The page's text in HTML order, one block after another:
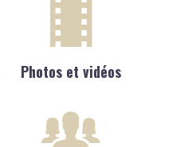
Photos et vidéos